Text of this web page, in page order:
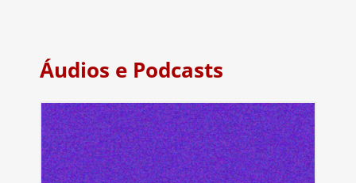
Áudios e Podcasts